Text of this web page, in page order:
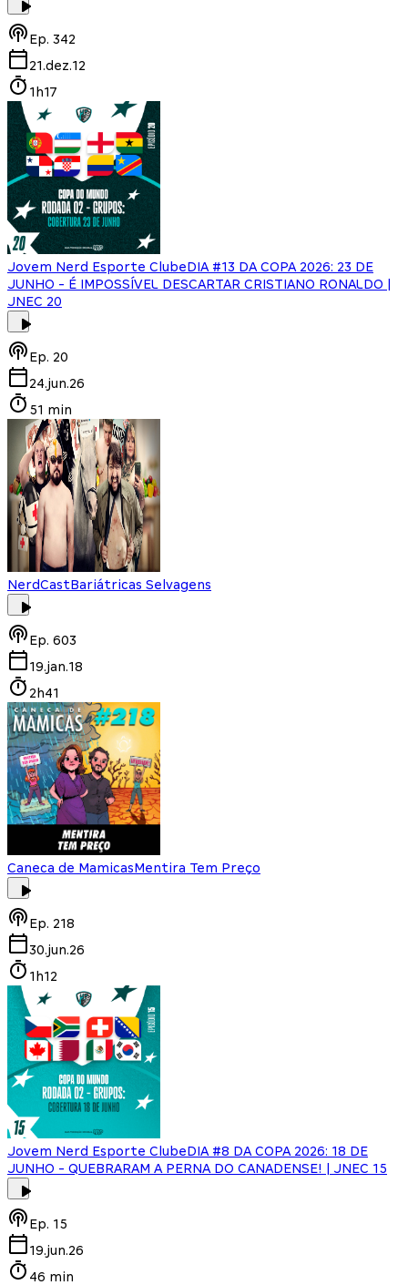
Ep. 342
21.dez.12
1h17
Jovem Nerd Esporte ClubeDIA #13 DA COPA 2026: 23 DE
JUNHO - É IMPOSSÍVEL DESCARTAR CRISTIANO RONALDO |
JNEC 20
Ep. 20
24.jun.26
51 min
NerdCastBariátricas Selvagens
Ep. 603
19.jan.18
2h41
Caneca de MamicasMentira Tem Preço
Ep. 218
30.jun.26
1h12
Jovem Nerd Esporte ClubeDIA #8 DA COPA 2026: 18 DE
JUNHO - QUEBRARAM A PERNA DO CANADENSE! | JNEC 15
Ep. 15
19.jun.26
46 min